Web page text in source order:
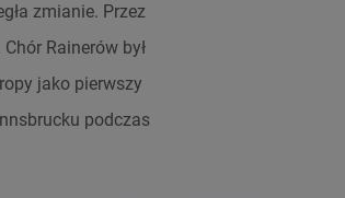
zmianie. Przez
Rainerów był
jako pierwszy
podczas